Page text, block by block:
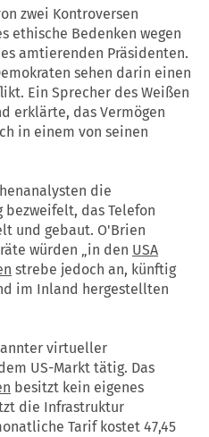
zwei Kontroversen
ethische Bedenken wegen
amtierenden Präsidenten.
sehen darin einen
Ein Sprecher des Weißen
erklärte, das Vermögen
in einem von seinen
die
bezweifelt, das Telefon
und gebaut. O'Brien
würden „in den USA
strebe jedoch an, künftig
im Inland hergestellten
virtueller
US-Markt tätig. Das
besitzt kein eigenes
die Infrastruktur
Tarif kostet 47,45